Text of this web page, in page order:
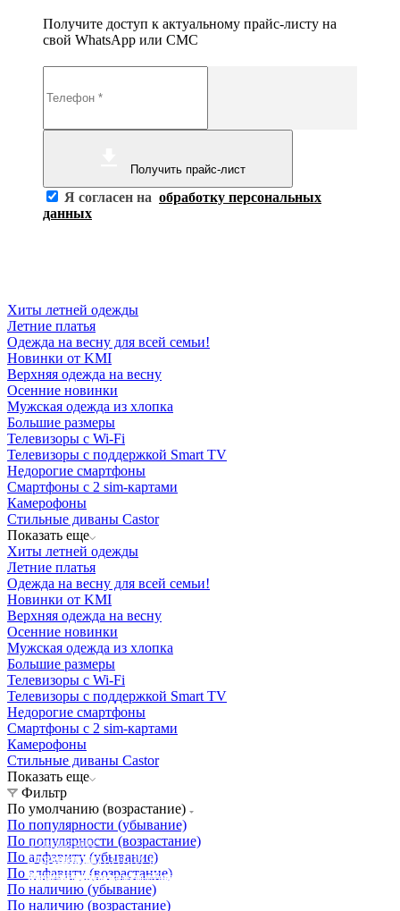
Получите доступ к актуальному прайс-листу на
свой WhatsApp или СМС
Получить прайс-лист
Я согласен на обработку персональных
данных
Хиты летней одежды
Летние платья
Одежда на весну для всей семьи!
Новинки от KMI
Верхняя одежда на весну
Осенние новинки
Мужская одежда из хлопка
Большие размеры
Телевизоры с Wi-Fi
Телевизоры с поддержкой Smart TV
Недорогие смартфоны
Смартфоны с 2 sim-картами
Камерофоны
Стильные диваны Castor
Показать еще
Хиты летней одежды
Летние платья
Одежда на весну для всей семьи!
Новинки от KMI
Верхняя одежда на весну
Осенние новинки
Мужская одежда из хлопка
Большие размеры
Телевизоры с Wi-Fi
Телевизоры с поддержкой Smart TV
Недорогие смартфоны
Смартфоны с 2 sim-картами
Камерофоны
Стильные диваны Castor
Показать еще
Фильтр
По умолчанию (возрастание)
По популярности (убывание)
По популярности (возрастание)
По алфавиту (убывание)
По алфавиту (возрастание)
По наличию (убывание)
По наличию (возрастание)
Освещение
Здания префектуры ТиНАО
Освещение
Калужский завод путевых машин и гидроприводов
Освещение
СТРОИТЕЛЬНЫЙ ГИПЕРМАРКЕТ «ЛЕРУА
МЕРЛЕН»
Освещение
Железнодорожный вокзал Арзамас-1